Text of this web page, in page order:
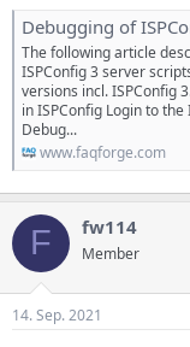
Debugging of
The following article
ISPConfig 3 server
versions incl. ISPConfig
in ISPConfig Login to
Debug...
www.faqforge.com
F fw114
Member
14. Sep. 2021